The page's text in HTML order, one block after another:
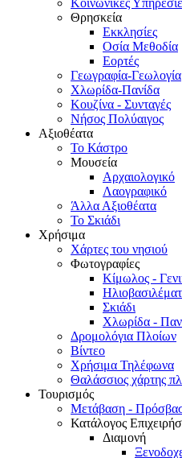
Κοινωνικές
Θρησκεία
Εκκλησίες
Οσία Μεθοδία
Εορτές
Γεωγραφία-Γεωλογία
Χλωρίδα-Πανίδα
Κουζίνα - Συνταγές
Νήσος Πολύαιγος
Αξιοθέατα
Το Κάστρο
Μουσεία
Αρχαιολογικό
Λαογραφικό
Άλλα Αξιοθέατα
Το Σκιάδι
Χρήσιμα
Χάρτες του νησιού
Φωτογραφίες
Κίμωλος -
Σκιάδι
Χλωρίδα -
Δρομολόγια Πλοίων
Βίντεο
Χρήσιμα Τηλέφωνα
Θαλάσσιος χάρτης
Τουρισμός
Μετάβαση -
Κατάλογος
Διαμονή